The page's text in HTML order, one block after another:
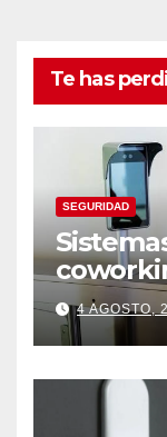
Te has
SEGURIDAD
4 AGOSTO,